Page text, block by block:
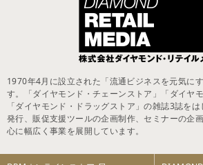
1970年4月に設立された「流通ビジネスを元気に
す。「ダイヤモンド・チェーンストア」「ダイヤ
「ダイヤモンド・ドラッグストア」の雑誌3誌を
発行、販促支援ツールの企画制作、セミナーの企
心に幅広く事業を展開しています。